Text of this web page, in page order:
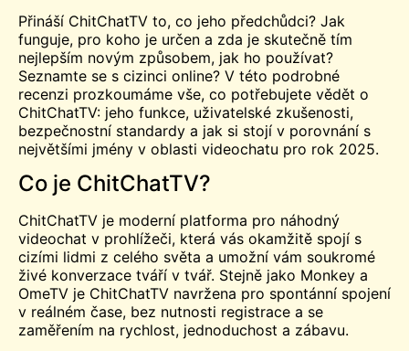
Přináší ChitChatTV to, co jeho předchůdci? Jak
funguje, pro koho je určen a zda je skutečně tím
nejlepším novým způsobem, jak ho používat?
Seznamte se s cizinci online? V této podrobné
recenzi prozkoumáme vše, co potřebujete vědět o
ChitChatTV: jeho funkce, uživatelské zkušenosti,
bezpečnostní standardy a jak si stojí v porovnání s
největšími jmény v oblasti videochatu pro rok 2025.
Co je ChitChatTV?
ChitChatTV je moderní platforma pro náhodný
videochat v prohlížeči, která vás okamžitě spojí s
cizími lidmi z celého světa a umožní vám soukromé
živé konverzace tváří v tvář. Stejně jako Monkey a
OmeTV je ChitChatTV navržena pro spontánní spojení
v reálném čase, bez nutnosti registrace a se
zaměřením na rychlost, jednoduchost a zábavu.